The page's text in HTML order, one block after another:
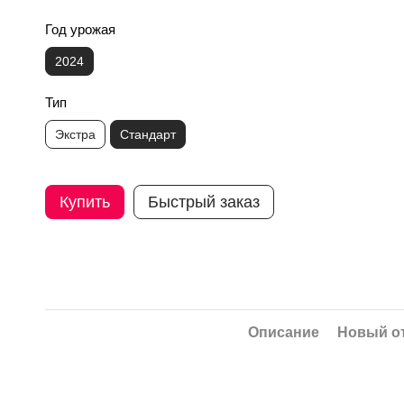
Год урожая
2024
Тип
Экстра Стандарт
Купить Быстрый заказ
Описание Новый